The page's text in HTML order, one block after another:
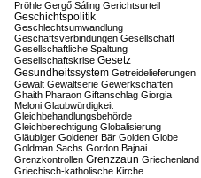
Pröhle Gergő Sáling Gerichtsurteil
Geschichtspolitik
Geschlechtsumwandlung
Geschäftsverbindungen Gesellschaft
Gesellschaftliche Spaltung
Gesellschaftskrise Gesetz
Gesundheitssystem Getreidelieferungen
Gewalt Gewaltserie Gewerkschaften
Ghaith Pharaon Giftanschlag Giorgia
Meloni Glaubwürdigkeit
Gleichbehandlungsbehörde
Gleichberechtigung Globalisierung
Gläubiger Goldener Bär Golden Globe
Goldman Sachs Gordon Bajnai
Grenzkontrollen Grenzzaun Griechenland
Griechisch-katholische Kirche